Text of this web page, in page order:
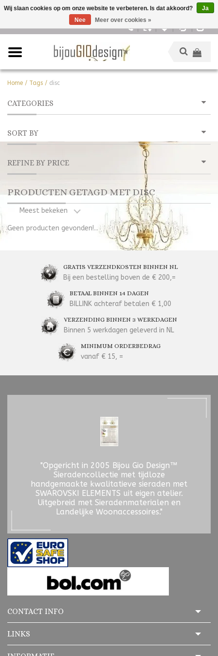
Home / Tags / disc
CATEGORIES
SORT BY
REFINE BY PRICE
PRODUCTEN GETAGD MET DISC
Meest bekeken
Geen producten gevonden!...
GRATIS VERZENDKOSTEN BINNEN NL
Bij een bestelling boven de € 200,=
BETAAL BINNEN 14 DAGEN
BILLINK achteraf betalen € 1,00
VERZENDING BINNEN 3 WERKDAGEN
Binnen 5 werkdagen geleverd in NL
MINIMUM ORDERBEDRAG
vanaf € 15, =
"Opgericht in 2005 Bijou Gio Design™
Sieradencollectie met tijdloze
handgemaakte kwalitatieve sieraden met
SWAROVSKI ELEMENTS uit eigen atelier.
Uitgebreid met Sieradenmaterialen en
Landelijke Woonaccessoires."
CONTACT INFO
LINKS
Wij slaan cookies op om onze website te verbeteren. Is dat akkoord?
Ja
Nee
Meer over cookies »